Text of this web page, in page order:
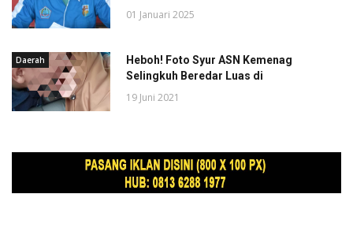
01 Januari 2025
Daerah
Heboh! Foto Syur ASN Kemenag
Selingkuh Beredar Luas di
19 Juni 2021